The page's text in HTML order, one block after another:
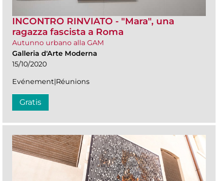
INCONTRO RINVIATO - "Mara", una
ragazza fascista a Roma
Autunno urbano alla GAM
Galleria d'Arte Moderna
15/10/2020
Evénement|Réunions
Gratis